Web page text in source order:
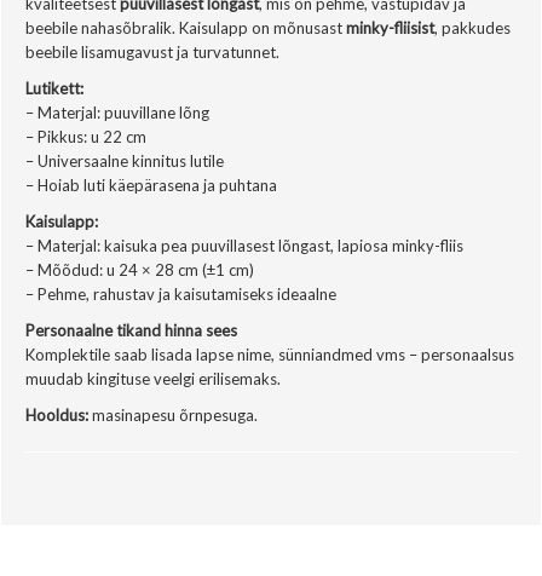
beebile nahasõbralik. Kaisulapp on mõnusastminky-fliisist, pakkudes
beebile lisamugavust ja turvatunnet.
Lutikett:
– Materjal: puuvillane lõng
– Pikkus: u 22 cm
– Universaalne kinnitus lutile
– Hoiab luti käepärasena ja puhtana
Kaisulapp:
– Materjal: kaisuka pea puuvillasest lõngast, lapiosa minky-fliis
– Mõõdud: u 24 × 28 cm (±1 cm)
– Pehme, rahustav ja kaisutamiseks ideaalne
Personaalne tikand hinna sees
Komplektile saab lisada lapse nime, sünniandmed vms – personaalsus
muudab kingituse veelgi erilisemaks.
Hooldus:masinapesu õrnpesuga.